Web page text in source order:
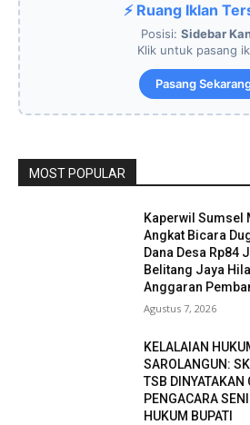
⚡ Ruang Iklan
Posisi: Sidebar
Klik untuk pasang
Pasang
MOST POPULAR
Kaperwil Sumsel
Angkat Bicara
Dana Desa Rp84
Belitang Jaya
Anggaran
Agustus 7, 2026
KELALAIAN
SAROLANGUN:
TSB DINYATAKAN
PENGACARA
HUKUM BUPATI